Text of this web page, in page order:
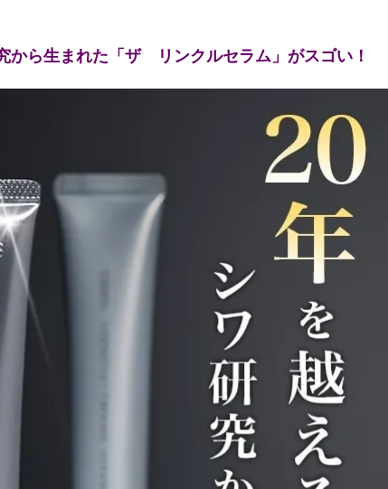
から生まれた「ザ リンクルセラム」がスゴい！